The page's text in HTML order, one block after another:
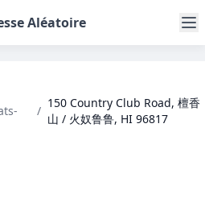
Aléatoire
/
150 Country Club Road, 檀香
山 / 火奴鲁鲁, HI 96817